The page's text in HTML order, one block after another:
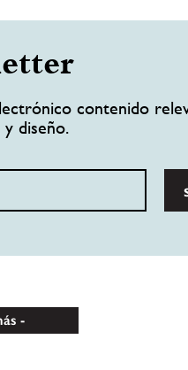
contenido
diseño.